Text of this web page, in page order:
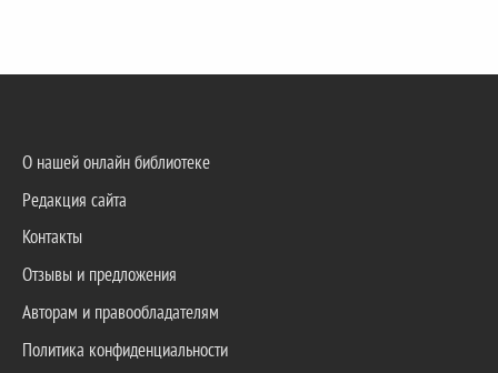
О нашей онлайн библиотеке
Редакция сайта
Контакты
Отзывы и предложения
Авторам и правообладателям
Политика конфиденциальности